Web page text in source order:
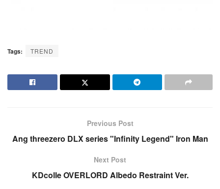
Tags: TREND
Previous Post
Ang threezero DLX series "Infinity Legend" Iron Man
Next Post
KDcolle OVERLORD Albedo Restraint Ver.